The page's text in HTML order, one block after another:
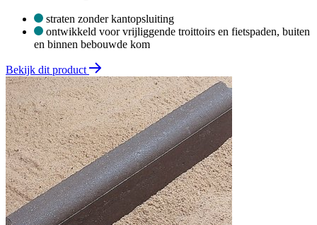
straten zonder kantopsluiting
ontwikkeld voor vrijliggende troittoirs en fietspaden, buiten
en binnen bebouwde kom
Bekijk dit product